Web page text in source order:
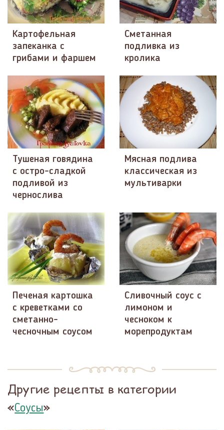
Картофельная
запеканка с
грибами и фаршем
Сметанная
подливка из
кролика
Тушеная говядина
с остро-сладкой
подливой из
чернослива
Мясная подлива
классическая из
мультиварки
Печеная картошка
с креветками со
сметанно-
чесночным соусом
Сливочный соус с
лимоном и
чесноком к
морепродуктам
Другие рецепты в категории
«Соусы»